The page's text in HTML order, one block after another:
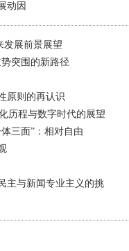
动因
发展前景展望
突围的新路径
原则的再认识
历程与数字时代的展望
三面”：相对自由
主与新闻专业主义的挑